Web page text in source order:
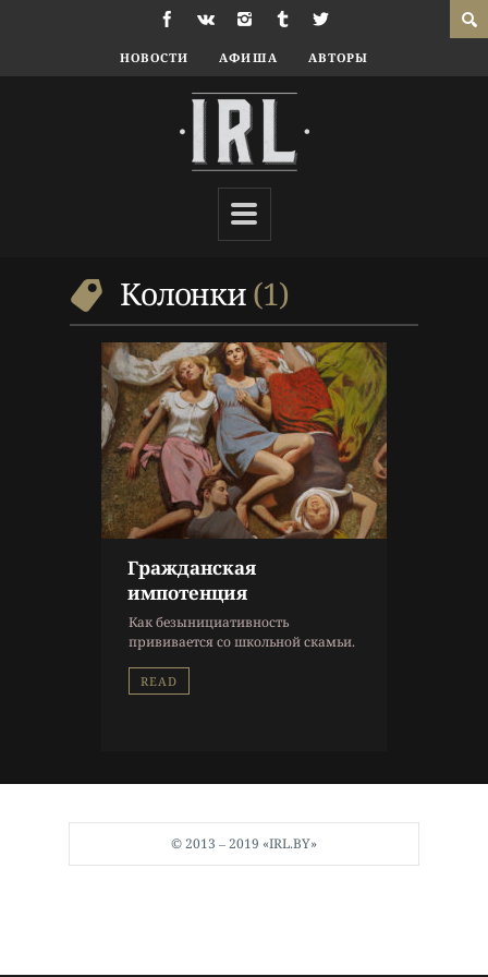
НОВОСТИ АФИША АВТОРЫ
Колонки 1
8 г. назад
Люди,
Гражданская
импотенция
Как безынициативность
прививается со школьной скамьи.
READ
© 2013 ‒ 2019 «IRL.BY»